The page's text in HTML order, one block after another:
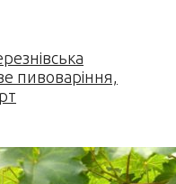
пивоваріння,